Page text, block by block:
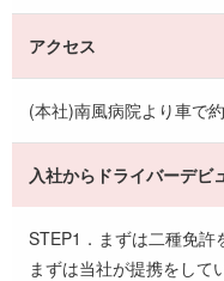
アクセス
(本社)南風病院より車で
入社からドライバーデビ
STEP1．まずは二種免許
まずは当社が提携をして